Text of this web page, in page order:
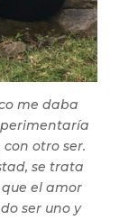
me daba
otro ser.
se trata
el amor
ser uno y